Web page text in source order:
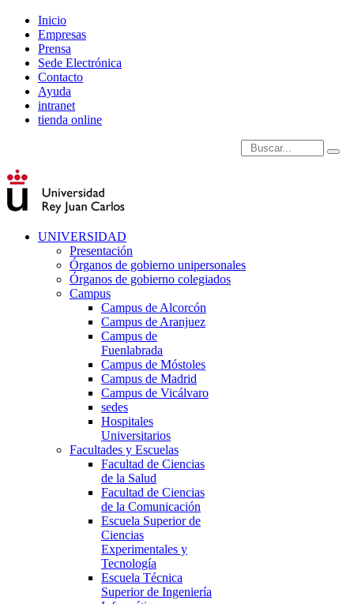
Inicio
Empresas
Prensa
Sede Electrónica
Contacto
Ayuda
intranet
tienda online
Introduce términos de
UNIVERSIDAD
Presentación
Órganos de gobierno unipersonales
Órganos de gobierno colegiados
Campus
Campus de Alcorcón
Campus de Aranjuez
Campus de
Fuenlabrada
Campus de Móstoles
Campus de Madrid
Campus de Vicálvaro
sedes
Hospitales
Universitarios
Facultades y Escuelas
Facultad de Ciencias
de la Salud
Facultad de Ciencias
de la Comunicación
Escuela Superior de
Ciencias
Experimentales y
Tecnología
Escuela Técnica
Superior de Ingeniería